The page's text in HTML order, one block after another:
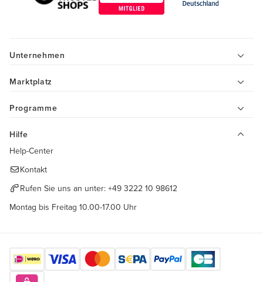
Unternehmen
Marktplatz
Programme
Hilfe
Help-Center
Kontakt
Rufen Sie uns an unter: +49 3222 10 98612
Montag bis Freitag 10.00-17.00 Uhr